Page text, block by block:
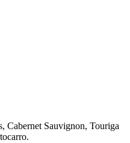
Cabernet Sauvignon, Touriga